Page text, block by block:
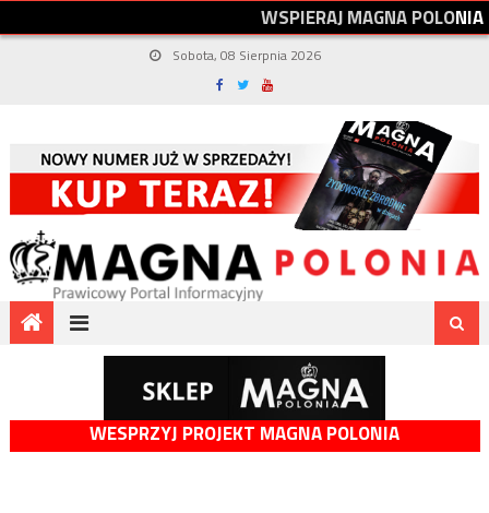
WSPIERAJMAGNAPOLONIA
Sobota, 08 Sierpnia 2026
WESPRZYJ PROJEKT MAGNA POLONIA